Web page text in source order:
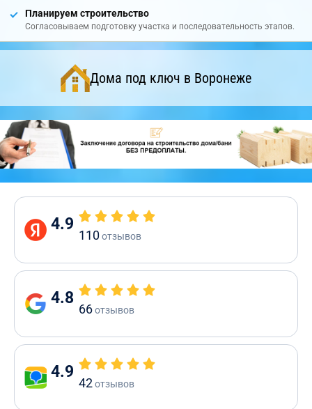
Планируем строительство
Согласовываем подготовку участка и последовательность этапов.
Дома под ключ в Воронеже
4.9
110отзывов
4.8
66отзывов
4.9
42отзывов